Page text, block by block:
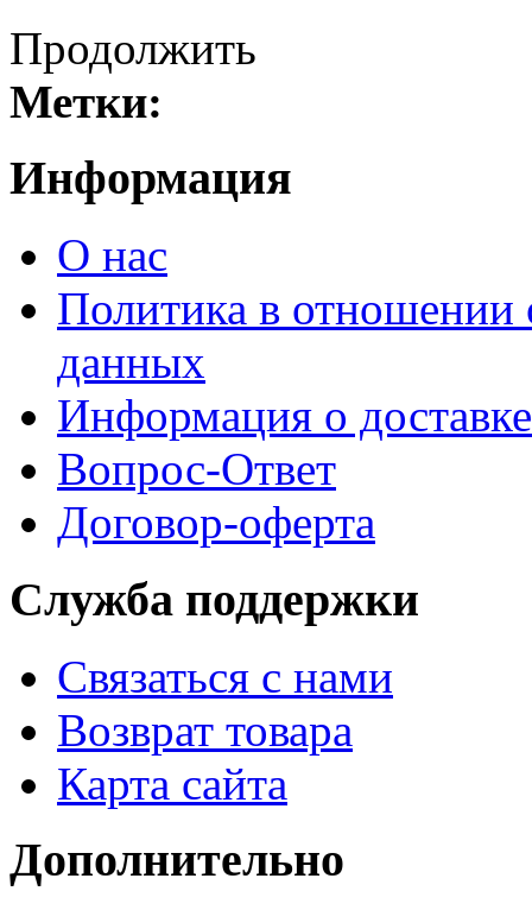
Продолжить
Метки:
Информация
О нас
Политика в отношении
данных
Информация о доставке
Вопрос-Ответ
Договор-оферта
Служба поддержки
Связаться с нами
Возврат товара
Карта сайта
Дополнительно